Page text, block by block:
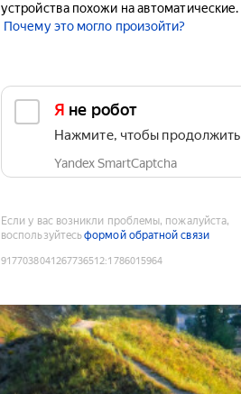
устройства похожи на автоматические.
Почему это могло произойти?
Я не робот
Нажмите, чтобы продолжить
Yandex SmartCaptcha
Если у вас возникли проблемы, пожалуйста,
воспользуйтесьформой обратной связи
9177038041267736512:1786015964